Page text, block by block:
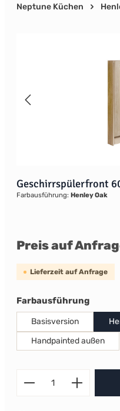
Neptune Küchen
Geschirrspülerfront
Farbausführung: Henley Oak
Preis auf
Lieferzeit auf Anfrage
Farbausführung
Basisversion
Handpainted außen